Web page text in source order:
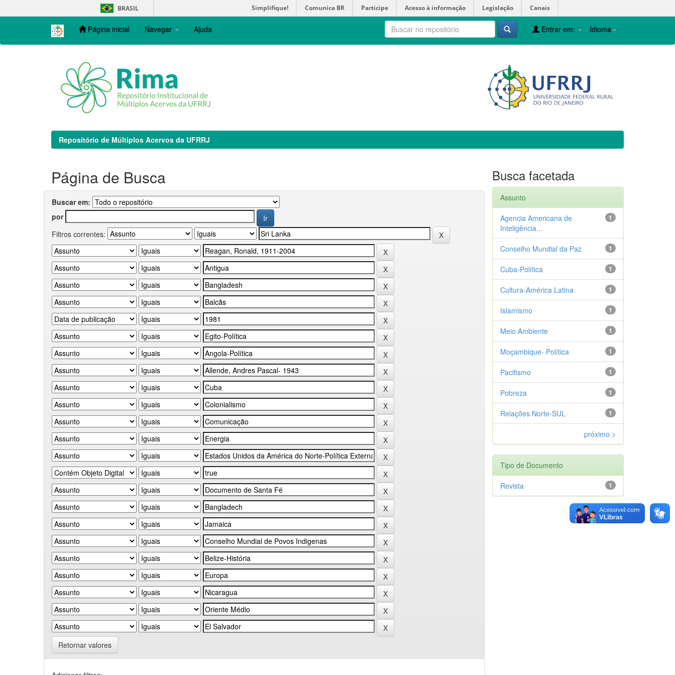
navigation
BRASIL Simplifique! Comunica BR Participe Acesso à informação Legislação Canais
Página inicial Navegar Ajuda Idioma
Entrar em:
Repositório de Múltiplos Acervos da UFRRJ
Página de Busca
Buscar em:
por
Filtros correntes:
Retornar valores
Busca facetada
Assunto
1
Agencia Americana de
Inteligência...
1
Conselho Mundial da Paz
1
Cuba-Política
1
Cultura-América Latina
1
Islamismo
1
Meio Ambiente
1
Moçambique- Política
1
Pacifismo
1
Pobreza
1
Relações Norte-SUL
próximo >
Tipo de Documento
1
Revista